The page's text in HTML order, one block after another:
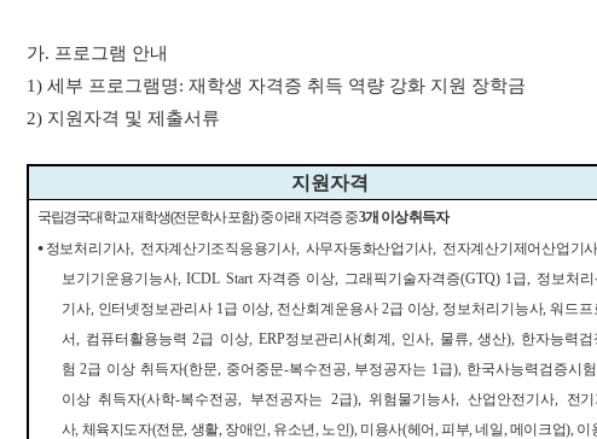
가. 프로그램 안내
1) 세부 프로그램명: 재학생 자격증 취득 역량 강화 지원 장학금
2) 지원자격 및 제출서류
지원자격
국립경국대학교 재학생(전문학사 포함)중 아래 자격증 중3개 이상 취득자
⦁ 정보처리기사, 전자계산기조직응용기사, 사무자동화산업기사, 전자계산기제어산업기사
보기기운용기능사, ICDL Start 자격증 이상, 그래픽기술자격증(GTQ) 1급, 정보처리
기사, 인터넷정보관리사1급 이상, 전산회계운용사2급 이상, 정보처리기능사,워드프
서, 컴퓨터활용능력 2급 이상, ERP정보관리사(회계, 인사, 물류,생산), 한자능력검
험 2급 이상 취득자(한문, 중어중문-복수전공, 부정공자는 1급), 한국사능력검증시험
이상 취득자(사학-복수전공, 부전공자는 2급),위험물기능사,산업안전기사, 전
사, 체육지도자(전문, 생활, 장애인, 유소년, 노인), 미용사(헤어, 피부,네일, 메이크업), 이